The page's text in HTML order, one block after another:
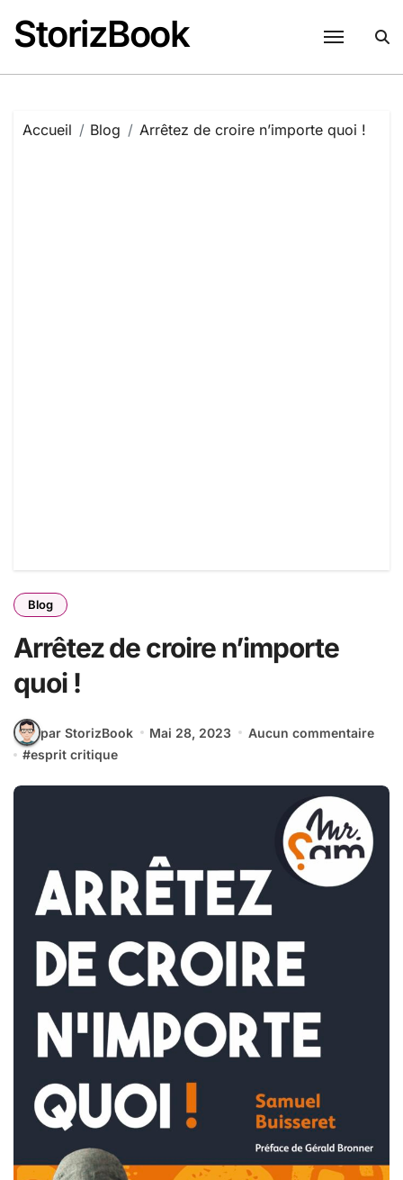
contenu
StorizBook
Accueil Blog Arrêtez de croire n’importe quoi !
Blog
Arrêtez de croire n’importe
quoi !
par StorizBook Mai 28, 2023
Aucun commentaire
#esprit critique